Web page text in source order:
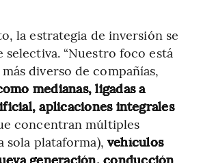
la estrategia de inversión se
“Nuestro foco está
diverso de compañías,
medianas, ligadas a
aplicaciones integrales
concentran múltiples
sola plataforma), vehículos
generación, conducción